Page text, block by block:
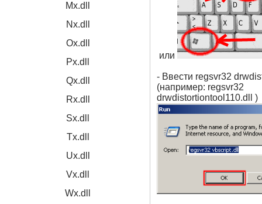
Mx.dll
Nx.dll
Ox.dll
Px.dll
Qx.dll
Rx.dll
Sx.dll
Tx.dll
Ux.dll
Vx.dll
Wx.dll
или
- Ввести regsvr32
(например: regsvr32
drwdistortiontool110.dll )